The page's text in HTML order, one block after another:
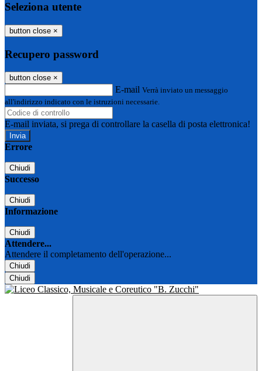
Seleziona utente
button close ×
Recupero password
button close ×
E-mail Verrà inviato un messaggio
all'indirizzo indicato con le istruzioni necessarie.
E-mail inviata, si prega di controllare la casella di posta elettronica!
Errore
Chiudi
Successo
Chiudi
Informazione
Chiudi
Attendere...
Attendere il completamento dell'operazione...
Chiudi
Chiudi